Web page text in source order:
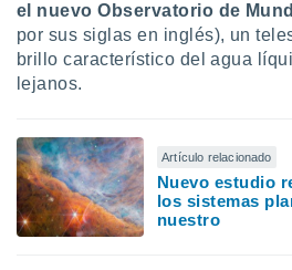
que
sean
se
para
ni para
o
el nuevo Observatorio de
por sus siglas en inglés), un
brillo característico del agua
lejanos.
Artículo relacionado
Nuevo estudio
los sistemas
nuestro